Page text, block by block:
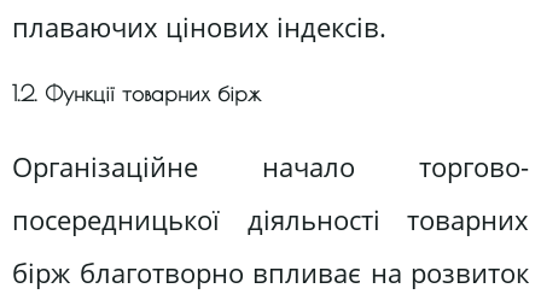
плаваючих цінових індексів.
1.2. Функції товарних бірж
Організаційне начало торгово-
посередницької діяльності товарних
бірж благотворно впливає на розвиток